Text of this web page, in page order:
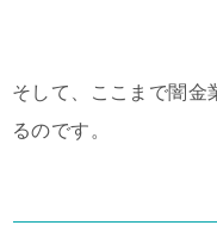
そして、ここまで闇金
るのです。